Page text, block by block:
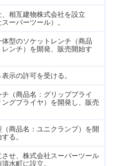
相互建物株式会社を設立
スーパーツール）。
型のソケットレンチ（商品
ンチ）を開発、販売開始す
示の許可を受ける。
（商品名：グリッププライ
グプライヤ）を開発し、販売
商品名：ユニクランプ）を開
る。
せ、株式会社スーパーツール
水町に設立。